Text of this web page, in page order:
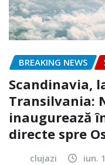
BREAKING NEWS
Scandinavia,
Transilvania:
inaugurează
directe spre
clujazi iun.